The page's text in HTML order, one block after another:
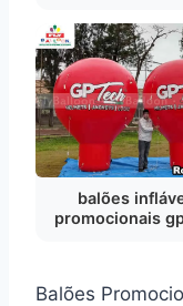
balões
promocionais
Balões